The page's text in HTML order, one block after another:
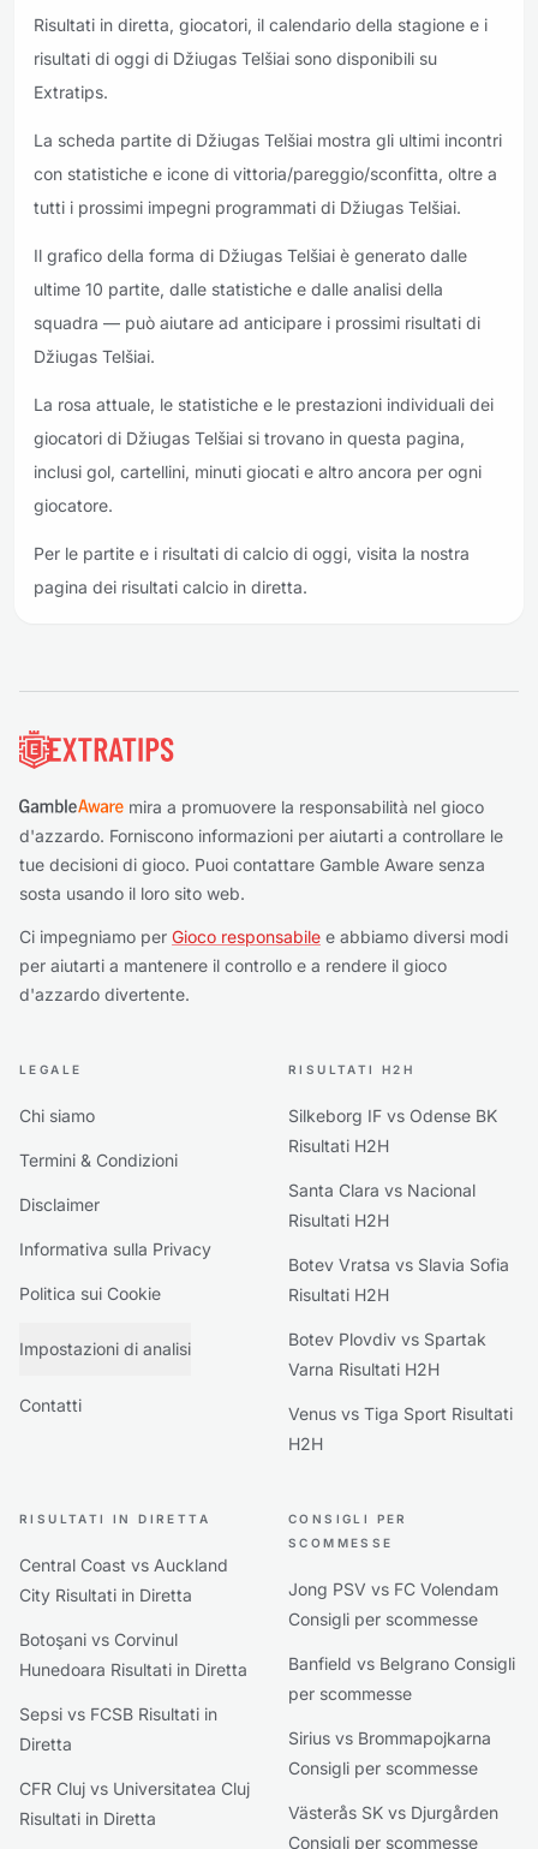
Risultati in diretta, giocatori, il calendario della stagione e i
risultati di oggi di Džiugas Telšiai sono disponibili su
Extratips.
La scheda partite di Džiugas Telšiai mostra gli ultimi incontri
con statistiche e icone di vittoria/pareggio/sconfitta, oltre a
tutti i prossimi impegni programmati di Džiugas Telšiai.
Il grafico della forma di Džiugas Telšiai è generato dalle
ultime 10 partite, dalle statistiche e dalle analisi della
squadra — può aiutare ad anticipare i prossimi risultati di
Džiugas Telšiai.
La rosa attuale, le statistiche e le prestazioni individuali dei
giocatori di Džiugas Telšiai si trovano in questa pagina,
inclusi gol, cartellini, minuti giocati e altro ancora per ogni
giocatore.
Per le partite e i risultati di calcio di oggi, visita la nostra
pagina dei risultati calcio in diretta.
mira a promuovere la responsabilità nel gioco
d'azzardo. Forniscono informazioni per aiutarti a controllare le
tue decisioni di gioco. Puoi contattare Gamble Aware senza
sosta usando il loro sito web.
Ci impegniamo per Gioco responsabile e abbiamo diversi modi
per aiutarti a mantenere il controllo e a rendere il gioco
d'azzardo divertente.
LEGALE
Chi siamo
Termini & Condizioni
Disclaimer
Informativa sulla Privacy
Politica sui Cookie
Impostazioni di analisi
Contatti
RISULTATI H2H
Silkeborg IF vs Odense BK
Risultati H2H
Santa Clara vs Nacional
Risultati H2H
Botev Vratsa vs Slavia Sofia
Risultati H2H
Botev Plovdiv vs Spartak
Varna Risultati H2H
Venus vs Tiga Sport Risultati
H2H
RISULTATI IN DIRETTA
Central Coast vs Auckland
City Risultati in Diretta
Botoşani vs Corvinul
Hunedoara Risultati in Diretta
Sepsi vs FCSB Risultati in
Diretta
CFR Cluj vs Universitatea Cluj
Risultati in Diretta
CONSIGLI PER
SCOMMESSE
Jong PSV vs FC Volendam
Consigli per scommesse
Banfield vs Belgrano Consigli
per scommesse
Sirius vs Brommapojkarna
Consigli per scommesse
Västerås SK vs Djurgården
Consigli per scommesse